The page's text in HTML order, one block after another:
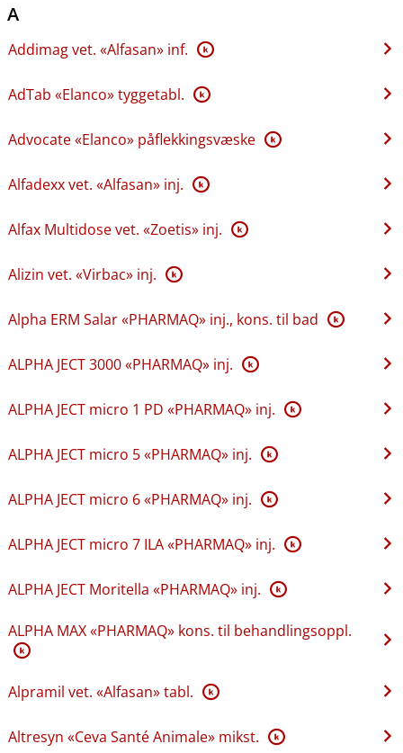
A
Addimag vet. «Alfasan» inf. K
AdTab «Elanco» tyggetabl. K
Advocate «Elanco» påflekkingsvæske K
Alfadexx vet. «Alfasan» inj. K
Alfax Multidose vet. «Zoetis» inj. K
Alizin vet. «Virbac» inj. K
Alpha ERM Salar «PHARMAQ» inj., kons. til bad K
ALPHA JECT 3000 «PHARMAQ» inj. K
ALPHA JECT micro 1 PD «PHARMAQ» inj. K
ALPHA JECT micro 5 «PHARMAQ» inj. K
ALPHA JECT micro 6 «PHARMAQ» inj. K
ALPHA JECT micro 7 ILA «PHARMAQ» inj. K
ALPHA JECT Moritella «PHARMAQ» inj. K
ALPHA MAX «PHARMAQ» kons. til behandlingsoppl.
K
Alpramil vet. «Alfasan» tabl. K
Altresyn «Ceva Santé Animale» mikst. K